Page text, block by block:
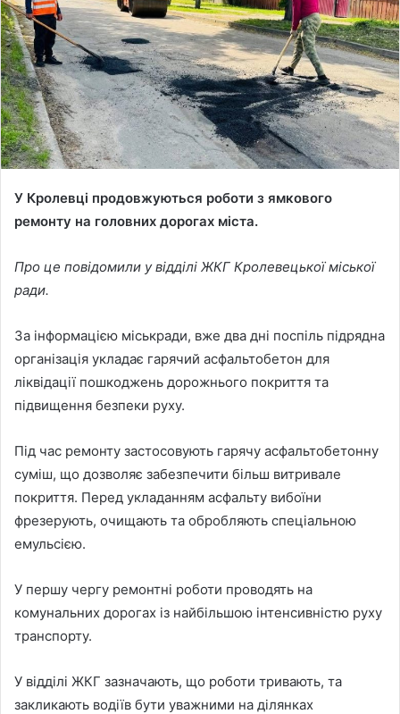
n
e
m
a
i
l
У Кролевці продовжуються роботи з ямкового
ремонту на головних дорогах міста.
Про це повідомили у відділі ЖКГ Кролевецької міської
ради.
За інформацією міськради, вже два дні поспіль підрядна
організація укладає гарячий асфальтобетон для
ліквідації пошкоджень дорожнього покриття та
підвищення безпеки руху.
Під час ремонту застосовують гарячу асфальтобетонну
суміш, що дозволяє забезпечити більш витривале
покриття. Перед укладанням асфальту вибоїни
фрезерують, очищають та обробляють спеціальною
емульсією.
У першу чергу ремонтні роботи проводять на
комунальних дорогах із найбільшою інтенсивністю руху
транспорту.
У відділі ЖКГ зазначають, що роботи тривають, та
закликають водіїв бути уважними на ділянках